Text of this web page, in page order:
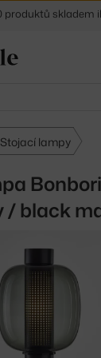
Stojací lampy
/ black
30 dní na vrácení